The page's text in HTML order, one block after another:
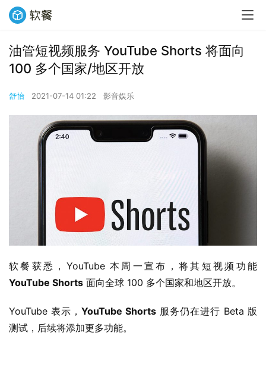
油管短视频服务 YouTube Shorts 将面向
100 多个国家/地区开放
舒怡 2021-07-14 01:22 影音娱乐
YouTube Shorts 面向全球 100 多个国家和地区开放。
YouTube 表示， YouTube Shorts 服务仍在进行 Beta 版
测试，后续将添加更多功能。